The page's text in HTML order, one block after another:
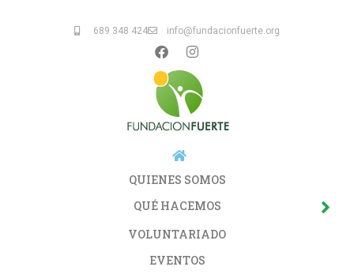
689 348 424 info@fundacionfuerte.org
QUIENES SOMOS
QUÉ HACEMOS
VOLUNTARIADO
EVENTOS